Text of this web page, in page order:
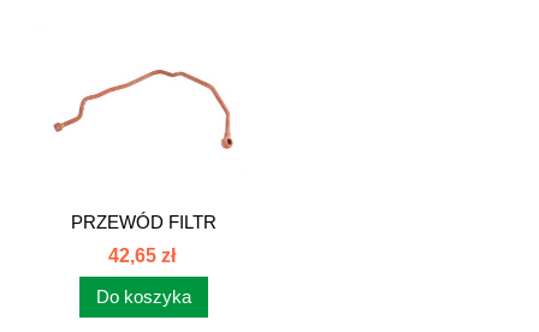
PRZEWÓD FILTR
SERWO ZLEWNY
86278080
42,65 zł
Do koszyka